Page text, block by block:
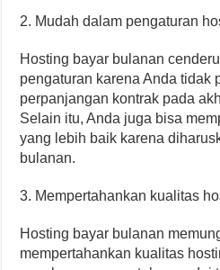
2. Mudah dalam pengaturan
Hosting bayar bulanan
pengaturan karena Anda tidak
perpanjangan kontrak pada
Selain itu, Anda juga bisa
yang lebih baik karena
bulanan.
3. Mempertahankan kualitas
Hosting bayar bulanan
mempertahankan kualitas